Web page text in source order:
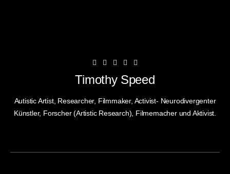
Timothy Speed
Autistic Artist, Researcher, Filmmaker, Activist- Neurodivergenter
Künstler, Forscher (Artistic Research), Filmemacher und Aktivist.